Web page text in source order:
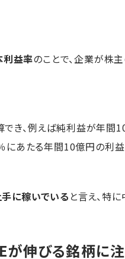
利益率のことで、企業が株
、例えば純利益が年間10
あたる年間10億円の利益
に稼いでいる と言え、特
が伸びる銘柄に